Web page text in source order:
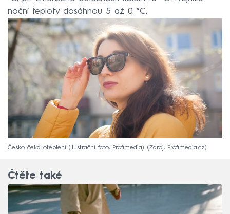
noční teploty dosáhnou 5 až 0 °C.
Česko čeká oteplení (Ilustrační foto: Profimedia) Zdroj: Profimedia.cz
Čtěte také